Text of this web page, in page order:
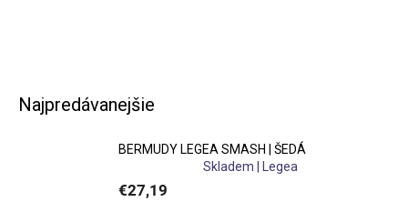
Bermudy jsou navrženy s
Najpredávanejšie
BERMUDY LEGEA SMASH | ŠEDÁ
Skladem | Legea
€27,19